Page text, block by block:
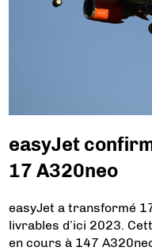
easyJet
17 A320neo
easyJet a transformé
livrables d’ici 2023.
en cours à 147